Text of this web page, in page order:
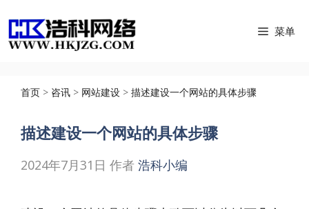
至
菜单
首页 > 咨讯 > 网站建设 > 描述建设一个网站的具体步骤
描述建设一个网站的具体步骤
2024年7月31日 作者 浩科小编